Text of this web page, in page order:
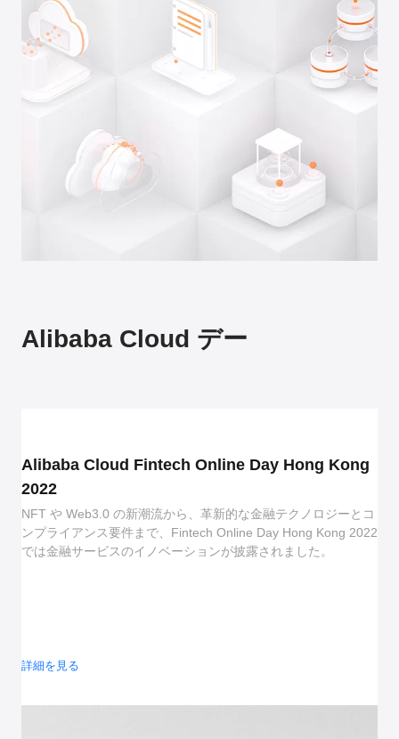
Alibaba Cloud デー
Alibaba Cloud Fintech Online Day Hong Kong
2022
NFT や Web3.0 の新潮流から、革新的な金融テクノロジーとコ
ンプライアンス要件まで、Fintech Online Day Hong Kong 2022
では金融サービスのイノベーションが披露されました。
詳細を見る